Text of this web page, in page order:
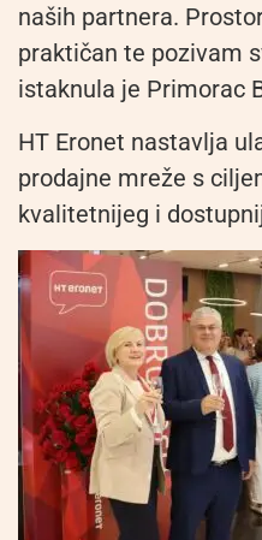
naših partnera.
praktičan te pozivam
istaknula je Primorac
HT Eronet nastavlja
prodajne mreže s
kvalitetnijeg i